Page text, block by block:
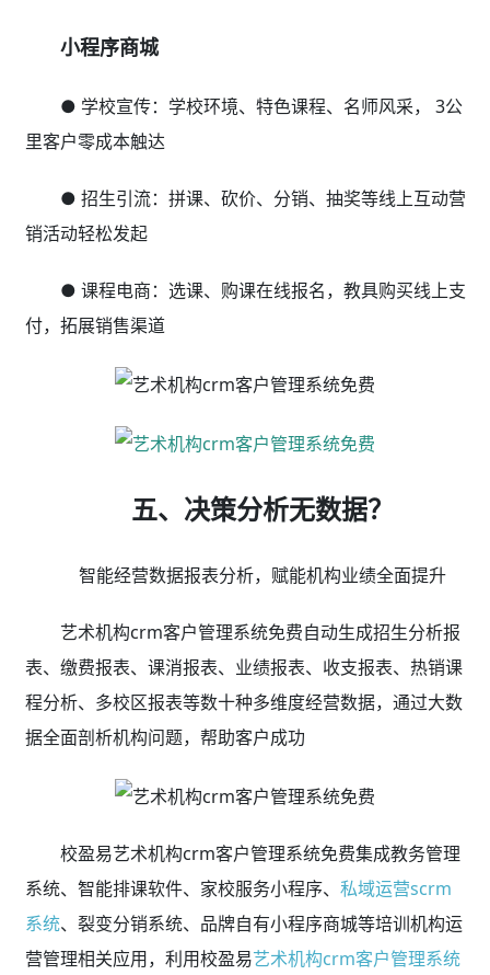
小程序商城
● 学校宣传：学校环境、特色课程、名师风采， 3公
里客户零成本触达
● 招生引流：拼课、砍价、分销、抽奖等线上互动营
销活动轻松发起
● 课程电商：选课、购课在线报名，教具购买线上支
付，拓展销售渠道
五、决策分析无数据？
智能经营数据报表分析，赋能机构业绩全面提升
艺术机构crm客户管理系统免费自动生成招生分析报
表、缴费报表、课消报表、业绩报表、收支报表、热销课
程分析、多校区报表等数十种多维度经营数据，通过大数
据全面剖析机构问题，帮助客户成功
校盈易艺术机构crm客户管理系统免费集成教务管理
系统、智能排课软件、家校服务小程序、 私域运营scrm
系统、裂变分销系统、品牌自有小程序商城等培训机构运
营管理相关应用，利用校盈易艺术机构crm客户管理系统